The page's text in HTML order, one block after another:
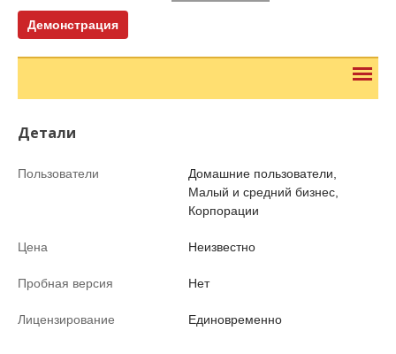
Демонстрация
Детали
Пользователи
Домашние пользователи,
Малый и средний бизнес,
Корпорации
Цена Неизвестно
Пробная версия Нет
Лицензирование Единовременно